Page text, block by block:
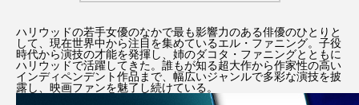
HBO版『ハリー・ポッター 』 IELTS
jkローリング Netflix Return to My Blue
ハリウッドの若手女優のなかで最も影響力のある俳優のひとりと
して、現在世界中から注目を集めているエル・ファニング。子役
時代から演技の才能を発揮し、姉のダコタ・ファニングとともに
ハリウッドで活躍してきた。誰もが知る超大作から作家性の高い
インディペンデント作品まで、幅広いジャンルで多彩な演技を披
露し、映画ファンを魅了し続けている。